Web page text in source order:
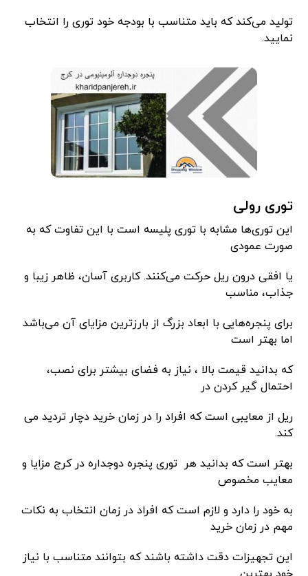
تولید می‌کند که باید متناسب با بودجه خود توری را انتخاب
نمایید.
توری رولی
این توری‌ها مشابه با توری پلیسه است با این تفاوت که به
صورت عمودی
یا افقی درون ریل حرکت می‌کنند. کاربری آسان، ظاهر زیبا و
جذاب، مناسب
برای پنجره‌هایی با ابعاد بزرگ از بارزترین مزایای آن می‌باشد
اما بهتر است
که بدانید قیمت بالا ، نیاز به فضای بیشتر برای نصب،
احتمال گیر کردن در
ریل از معایبی است که افراد را در زمان خرید دچار تردید می
کند.
بهتر است که بدانید هر توری پنجره دوجداره در کرج مزایا و
معایب مخصوص
به خود را دارد و لازم است که افراد در زمان انتخاب به نکات
مهم در زمان خرید
این تجهیزات دقت داشته باشند که بتوانند متناسب با نیاز